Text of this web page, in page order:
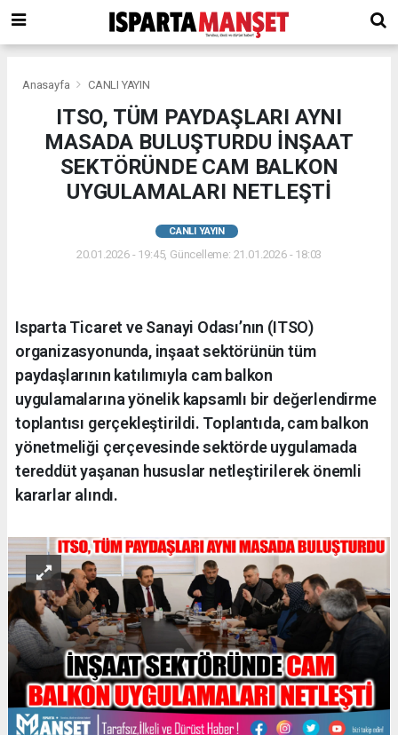
Anasayfa CANLI YAYIN
ITSO, TÜM PAYDAŞLARI AYNI
MASADA BULUŞTURDU İNŞAAT
SEKTÖRÜNDE CAM BALKON
UYGULAMALARI NETLEŞTİ
CANLI YAYIN
20.01.2026 - 19:45, Güncelleme: 21.01.2026 - 18:03
Isparta Ticaret ve Sanayi Odası’nın (ITSO)
organizasyonunda, inşaat sektörünün tüm
paydaşlarının katılımıyla cam balkon
uygulamalarına yönelik kapsamlı bir değerlendirme
toplantısı gerçekleştirildi. Toplantıda, cam balkon
yönetmeliği çerçevesinde sektörde uygulamada
tereddüt yaşanan hususlar netleştirilerek önemli
kararlar alındı.